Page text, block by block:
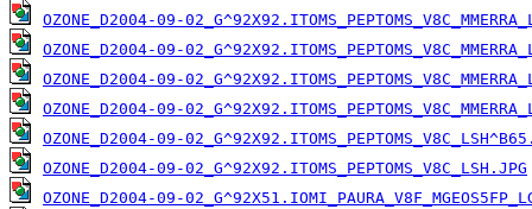
OZONE_D2004-09-
OZONE_D2004-09-
OZONE_D2004-09-
OZONE_D2004-09-
OZONE_D2004-09-
OZONE_D2004-09-02_G^92X92.ITOMS_PEPTOMS_V8C_LSH.JPG
OZONE_D2004-09-